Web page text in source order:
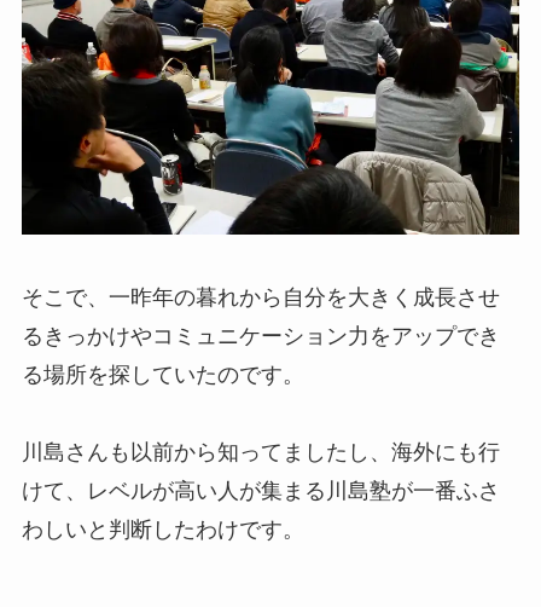
そこで、一昨年の暮れから自分を大きく成長させ
るきっかけやコミュニケーション力をアップでき
る場所を探していたのです。
川島さんも以前から知ってましたし、海外にも行
けて、レベルが高い人が集まる川島塾が一番ふさ
わしいと判断したわけです。